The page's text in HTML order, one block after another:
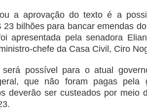
a aprovação do texto é a
23 bilhões para bancar emendas
apresentada pela senadora
chefe da Casa Civil, Ciro
possível para o atual
que não foram pagas pela
deverão ser custeados por meio